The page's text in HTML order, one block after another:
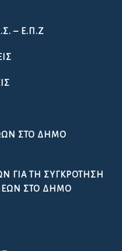
– Ε.Π.Ζ
ΣΤΟ ΔΉΜΟ
ΓΙΑ ΤΗ ΣΥΓΚΡΌΤΗΣΗ
ΣΤΟ ΔΉΜΟ